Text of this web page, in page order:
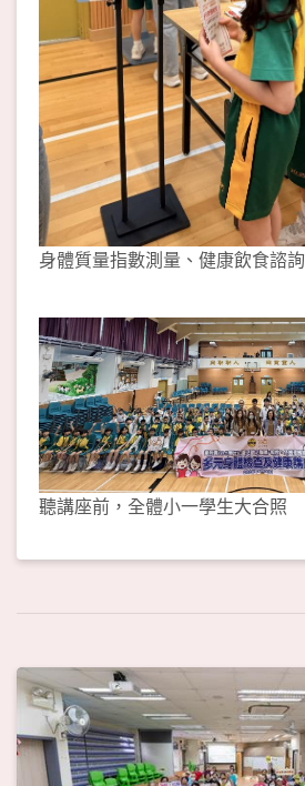
身體質量指數測量、健康飲食諮詢
聽講座前，全體小一學生大合照